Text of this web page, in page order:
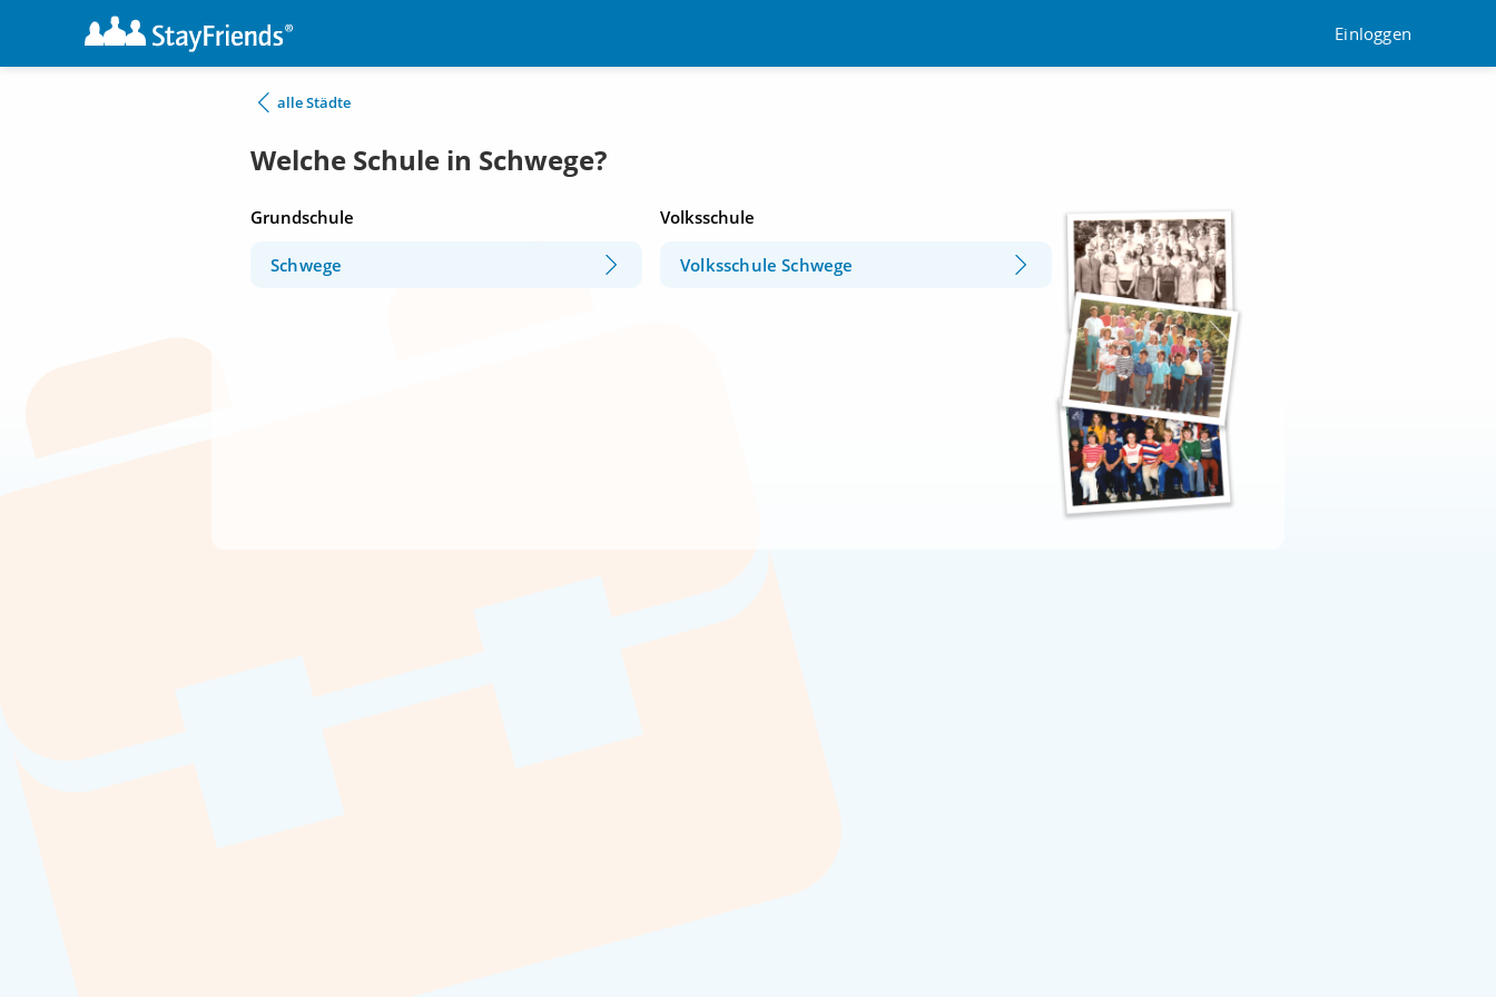
Einloggen
alle Städte
Welche Schule in Schwege?
Grundschule
Schwege
Volksschule
Volksschule Schwege